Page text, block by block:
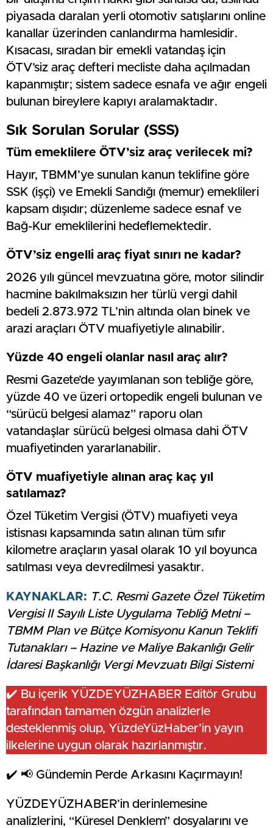
piyasada daralan yerli otomotiv satışlarını online
kanallar üzerinden canlandırma hamlesidir.
Kısacası, sıradan bir emekli vatandaş için
ÖTV’siz araç defteri mecliste daha açılmadan
kapanmıştır; sistem sadece esnafa ve ağır engeli
bulunan bireylere kapıyı aralamaktadır.
Sık Sorulan Sorular (SSS)
Tüm emeklilere ÖTV’siz araç verilecek mi?
Hayır, TBMM’ye sunulan kanun teklifine göre
SSK (işçi) ve Emekli Sandığı (memur) emeklileri
kapsam dışıdır; düzenleme sadece esnaf ve
Bağ-Kur emeklilerini hedeflemektedir.
ÖTV’siz engelli araç fiyat sınırı ne kadar?
2026 yılı güncel mevzuatına göre, motor silindir
hacmine bakılmaksızın her türlü vergi dahil
bedeli 2.873.972 TL’nin altında olan binek ve
arazi araçları ÖTV muafiyetiyle alınabilir.
Yüzde 40 engeli olanlar nasıl araç alır?
Resmi Gazete’de yayımlanan son tebliğe göre,
yüzde 40 ve üzeri ortopedik engeli bulunan ve
“sürücü belgesi alamaz” raporu olan
vatandaşlar sürücü belgesi olmasa dahi ÖTV
muafiyetinden yararlanabilir.
ÖTV muafiyetiyle alınan araç kaç yıl
satılamaz?
Özel Tüketim Vergisi (ÖTV) muafiyeti veya
istisnası kapsamında satın alınan tüm sıfır
kilometre araçların yasal olarak 10 yıl boyunca
satılması veya devredilmesi yasaktır.
KAYNAKLAR: T.C. Resmi Gazete Özel Tüketim
Vergisi II Sayılı Liste Uygulama Tebliğ Metni –
TBMM Plan ve Bütçe Komisyonu Kanun Teklifi
Tutanakları – Hazine ve Maliye Bakanlığı Gelir
İdaresi Başkanlığı Vergi Mevzuatı Bilgi Sistemi
✔️ Bu içerik YÜZDEYÜZHABER Editör Grubu
tarafından tamamen özgün analizlerle
desteklenmiş olup, YüzdeYüzHaber’in yayın
ilkelerine uygun olarak hazırlanmıştır.
✔️ 📢 Gündemin Perde Arkasını Kaçırmayın!
YÜZDEYÜZHABER’in derinlemesine
analizlerini, “Küresel Denklem” dosyalarını ve